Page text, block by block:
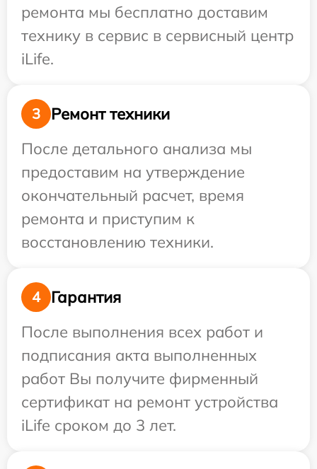
ремонта мы бесплатно доставим
технику в сервис в сервисный центр
iLife.
3
Ремонт техники
После детального анализа мы
предоставим на утверждение
окончательный расчет, время
ремонта и приступим к
восстановлению техники.
4
Гарантия
После выполнения всех работ и
подписания акта выполненных
работ Вы получите фирменный
сертификат на ремонт устройства
iLife сроком до 3 лет.